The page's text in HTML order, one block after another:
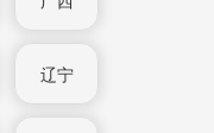
辽宁